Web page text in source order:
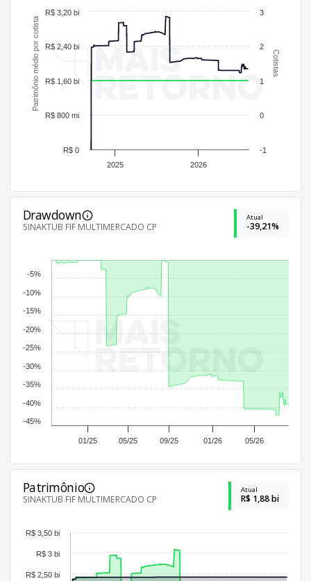
Cotistas
Patrimônio médio por cotista
2025 2026
-1
0
1
2
3
R$ 0
R$ 800 mi
R$ 1,60 bi
R$ 2,40 bi
R$ 3,20 bi
Drawdown
SINAKTUB FIF MULTIMERCADO CP
Atual
-39,21%
01/25 05/25 09/25 01/26 05/26
-45%
-40%
-35%
-30%
-25%
-20%
-15%
-10%
-5%
Patrimônio
SINAKTUB FIF MULTIMERCADO CP
Atual
R$ 1,88 bi
R$ 2,50 bi
R$ 3 bi
R$ 3,50 bi